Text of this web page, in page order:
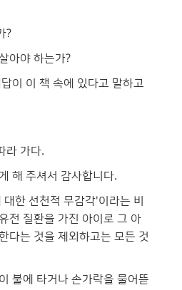
?
아야 하는가?
이 이 책 속에 있다고 말하고
라 가다.
해 주셔서 감사합니다.
한 선천적 무감각'이라는 비
전 질환을 가진 아이로 그 아
다는 것을 제외하고는 모든 것
불에 타거나 손가락을 물어뜯